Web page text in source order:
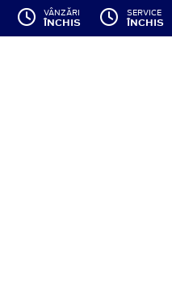
VÂNZĂRI
ÎNCHIS
SERVICE
ÎNCHIS